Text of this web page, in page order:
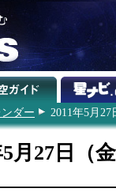
ダー 2011年5月27
5月27日（